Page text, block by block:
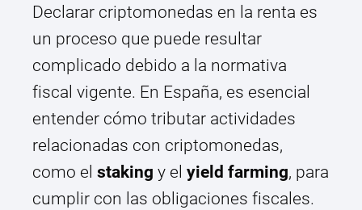
Declarar criptomonedas en la renta es
un proceso que puede resultar
complicado debido a la normativa
fiscal vigente. En España, es esencial
entender cómo tributar actividades
relacionadas con criptomonedas,
como el staking y el yield farming, para
cumplir con las obligaciones fiscales.